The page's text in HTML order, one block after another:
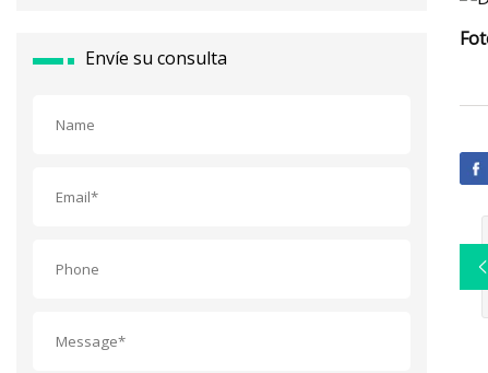
Envíe su consulta